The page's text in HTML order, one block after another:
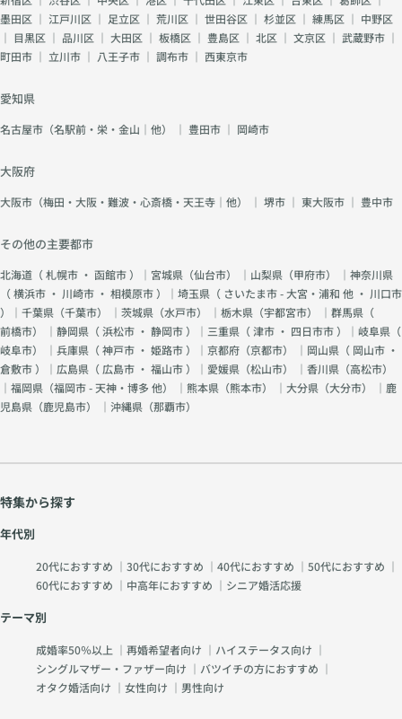
墨田区 ｜ 江戸川区 ｜ 足立区 ｜ 荒川区 ｜ 世田谷区 ｜ 杉並区 ｜ 練馬区 ｜ 中野区
｜ 目黒区 ｜ 品川区 ｜ 大田区 ｜ 板橋区 ｜ 豊島区 ｜ 北区 ｜ 文京区 ｜ 武蔵野市 ｜
町田市 ｜ 立川市 ｜ 八王子市 ｜ 調布市 ｜ 西東京市
愛知県
名古屋市（名駅前・栄・金山｜他） ｜ 豊田市 ｜ 岡崎市
大阪府
大阪市（梅田・大阪・難波・心斎橋・天王寺｜他） ｜ 堺市 ｜ 東大阪市 ｜ 豊中市
その他の主要都市
北海道（札幌市 ・ 函館市）｜宮城県（仙台市） ｜山梨県（甲府市） ｜神奈川県
（横浜市 ・ 川崎市 ・ 相模原市）｜埼玉県（ さいたま市 - 大宮・浦和 他 ・ 川口市
）｜千葉県（千葉市） ｜茨城県（水戸市） ｜栃木県（宇都宮市） ｜群馬県（
前橋市） ｜静岡県（浜松市 ・ 静岡市）｜三重県（津市 ・ 四日市市）｜岐阜県（
岐阜市） ｜兵庫県（神戸市 ・ 姫路市）｜京都府（京都市） ｜岡山県（ 岡山市 ・
倉敷市）｜広島県（ 広島市 ・ 福山市）｜愛媛県（松山市） ｜香川県（高松市）
｜福岡県（福岡市 - 天神・博多 他） ｜熊本県（熊本市） ｜大分県（大分市） ｜鹿
児島県（鹿児島市） ｜沖縄県（那覇市）
特集から探す
年代別
20代におすすめ ｜ 30代におすすめ ｜ 40代におすすめ ｜ 50代におすすめ ｜
60代におすすめ ｜ 中高年におすすめ ｜ シニア婚活応援
テーマ別
成婚率50％以上 ｜ 再婚希望者向け ｜ ハイステータス向け ｜
シングルマザー・ファザー向け ｜ バツイチの方におすすめ ｜
オタク婚活向け ｜ 女性向け ｜ 男性向け